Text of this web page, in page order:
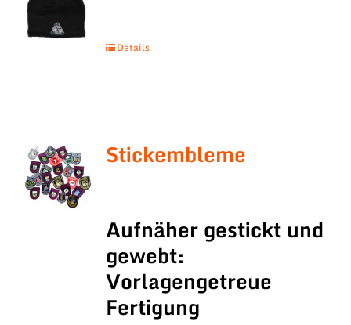
Details
Stickembleme
Aufnäher gestickt und
gewebt:
Vorlagengetreue
Fertigung